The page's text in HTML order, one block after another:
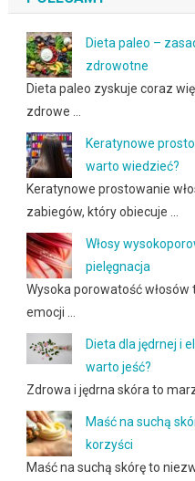
Dieta paleo –
zdrowotne
Dieta paleo zyskuje coraz
zdrowe …
Keratynowe
warto wiedzieć?
Keratynowe prostowanie
zabiegów, który obiecuje …
Włosy
pielęgnacja
Wysoka porowatość
emocji …
Dieta dla jędrnej i
warto jeść?
Zdrowa i jędrna skóra to
Maść na suchą
korzyści
Maść na suchą skórę to